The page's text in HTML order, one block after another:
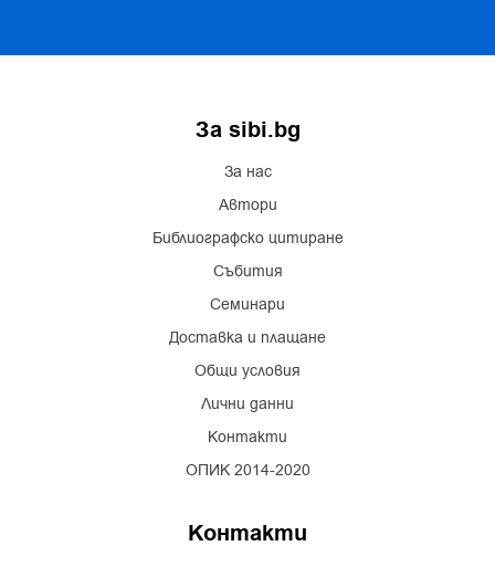
За sibi.bg
За нас
Автори
Библиографско цитиране
Събития
Семинари
Доставка и плащане
Общи условия
Лични данни
Контакти
ОПИК 2014-2020
Контакти